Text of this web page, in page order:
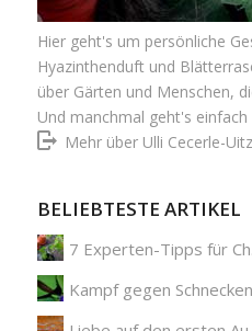
Hier geht's um persönliche
Hyazinthenduft und
über Gärten und Menschen,
Und manchmal geht's
Mehr über Ulli Cecerle-Uitz
BELIEBTESTE ARTIKEL
7 Experten-Tipps für
Kampf gegen